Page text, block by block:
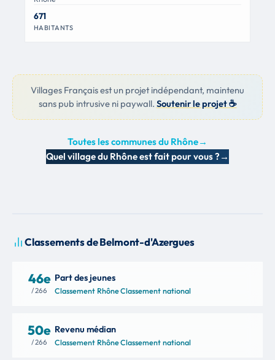
671
HABITANTS
Villages Français est un projet indépendant, maintenu
sans pub intrusive ni paywall. Soutenir le projet ☕
Toutes les communes du Rhône→
Quel village du Rhône est fait pour vous ? →
Classements de Belmont-d'Azergues
46e
/ 266
Part des jeunes
Classement Rhône·Classement national
50e
/ 266
Revenu médian
Classement Rhône·Classement national